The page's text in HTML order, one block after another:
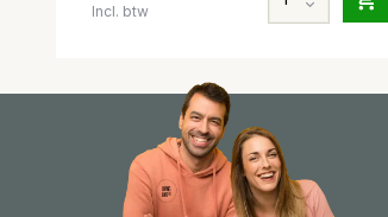
Incl. btw